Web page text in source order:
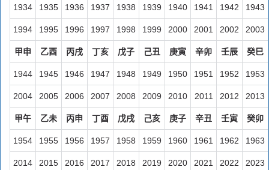
1934 1935 1936 1937 1938 1939 1940 1941 1942 1943
1994 1995 1996 1997 1998 1999 2000 2001 2002 2003
甲申 乙酉 丙戌 丁亥 戊子 己丑 庚寅 辛卯 壬辰 癸巳
1944 1945 1946 1947 1948 1949 1950 1951 1952 1953
2004 2005 2006 2007 2008 2009 2010 2011 2012 2013
甲午 乙未 丙申 丁酉 戊戌 己亥 庚子 辛丑 壬寅 癸卯
1954 1955 1956 1957 1958 1959 1960 1961 1962 1963
2014 2015 2016 2017 2018 2019 2020 2021 2022 2023